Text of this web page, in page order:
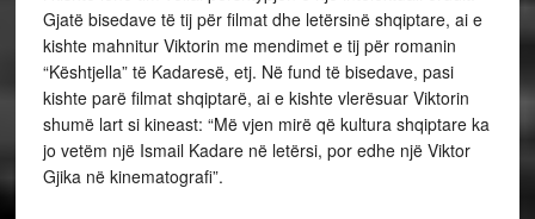
Gjatë bisedave të tij për filmat dhe letërsinë shqiptare, ai e
kishte mahnitur Viktorin me mendimet e tij për romanin
“Kështjella” të Kadaresë, etj. Në fund të bisedave, pasi
kishte parë filmat shqiptarë, ai e kishte vlerësuar Viktorin
shumë lart si kineast: “Më vjen mirë që kultura shqiptare ka
jo vetëm një Ismail Kadare në letërsi, por edhe një Viktor
Gjika në kinematografi”.